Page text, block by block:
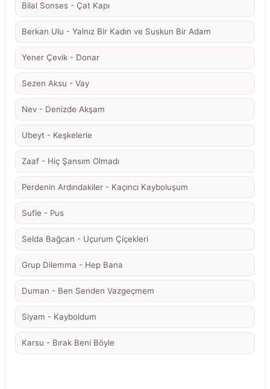
Bilal Sonses - Çat Kapı
Berkan Ulu - Yalnız Bir Kadın ve Suskun Bir Adam
Yener Çevik - Donar
Sezen Aksu - Vay
Nev - Denizde Akşam
Ubeyt - Keşkelerle
Zaaf - Hiç Şansım Olmadı
Perdenin Ardındakiler - Kaçıncı Kayboluşum
Sufle - Pus
Selda Bağcan - Uçurum Çiçekleri
Grup Dilemma - Hep Bana
Duman - Ben Senden Vazgeçmem
Siyam - Kayboldum
Karsu - Bırak Beni Böyle